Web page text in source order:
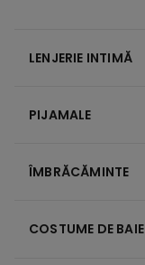
LENJERIE INTIMĂ
PIJAMALE
ÎMBRĂCĂMINTE
COSTUME DE BAIE